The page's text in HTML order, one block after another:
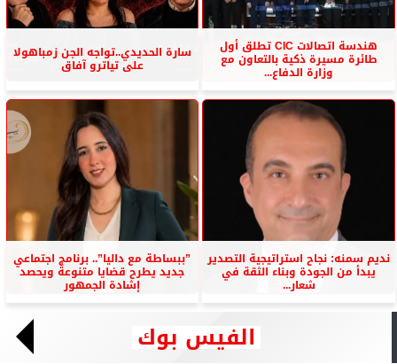
هندسة اتصالات CIC تطلق أول
طائرة مسيرة ذكية بالتعاون مع
وزارة الدفاع...
سارة الحديدي..تواجه الجن زمباهولا
على تياترو آفاق
نديم سمنه: نجاح استراتيجية التصدير
يبدأ من الجودة وبناء الثقة في
شعار...
”ببساطة مع داليا”.. برنامج اجتماعي
جديد يطرح قضايا متنوعة ويحصد
إشادة الجمهور
الفيس بوك